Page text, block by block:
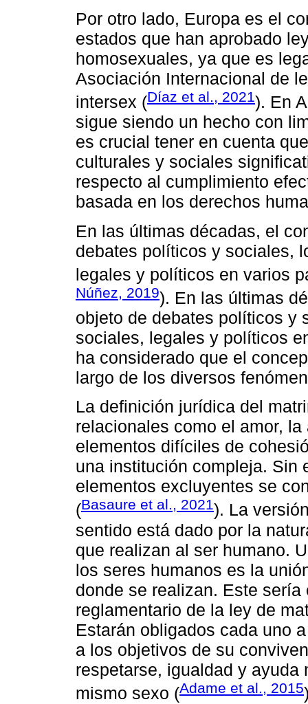
Por otro lado, Europa es el
estados que han aprobado
homosexuales, ya que es
Asociación Internacional de
intersex (Díaz et al., 2021). En
sigue siendo un hecho con
es crucial tener en cuenta
culturales y sociales
respecto al cumplimiento
basada en los derechos
En las últimas décadas, el
debates políticos y sociales,
legales y políticos en varios
Núñez, 2019). En las últimas
objeto de debates políticos y
sociales, legales y políticos
ha considerado que el
largo de los diversos
La definición jurídica del
relacionales como el amor,
elementos difíciles de
una institución compleja. Sin
elementos excluyentes se
(Basaure et al., 2021). La
sentido está dado por la
que realizan al ser humano.
los seres humanos es la
donde se realizan. Este
reglamentario de la ley de
Estarán obligados cada uno
a los objetivos de su
respetarse, igualdad y
mismo sexo (Adame et al., 2015